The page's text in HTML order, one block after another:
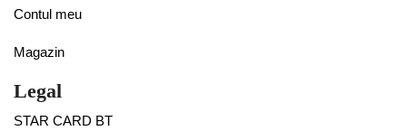
Contul meu
Magazin
Legal
STAR CARD BT